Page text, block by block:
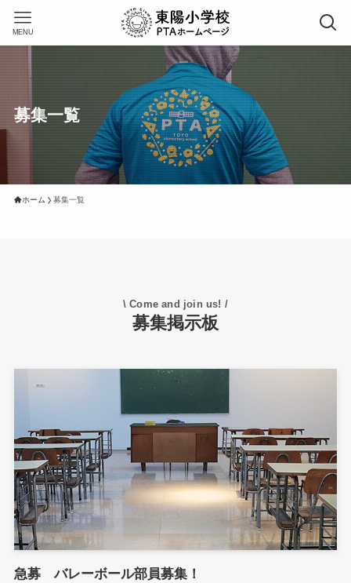
MENU
募集一覧
ホーム 募集一覧
\ Come and join us! /
募集掲示板
急募 バレーボール部員募集！